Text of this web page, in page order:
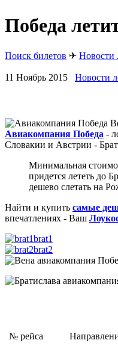
Победа
Поиск билетов ✈ Новости
11 Ноябрь 2015 Новости
Авиакомпания Победа -
Словакии и Австрии -
Минимальная
придется лететь до
дешево слетать на
Найти и купить самые
впечатлениях - Ваш
brat1
brat2
№ рейса